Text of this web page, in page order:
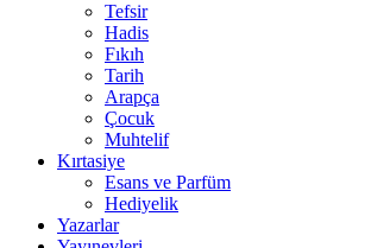
Tefsir
Hadis
Fıkıh
Tarih
Arapça
Çocuk
Muhtelif
Kırtasiye
Esans ve Parfüm
Hediyelik
Yazarlar